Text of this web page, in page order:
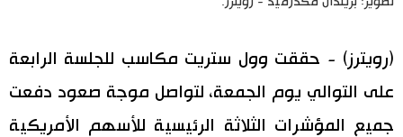
اقتصاد
مجتمع
(رويترز) - حققت وول ستريت مكاسب للجلسة الرابعة
على التوالي يوم الجمعة، لتواصل موجة صعود دفعت
جميع المؤشرات الثلاثة الرئيسية للأسهم الأمريكية